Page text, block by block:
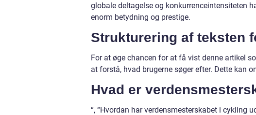
globale deltagelse og konkurrenceintensiteten
enorm betydning og prestige.
Strukturering af teksten
For at øge chancen for at få vist denne artikel
at forstå, hvad brugerne søger efter. Dette kan
Hvad er
“, “Hvordan har verdensmesterskabet i cykling